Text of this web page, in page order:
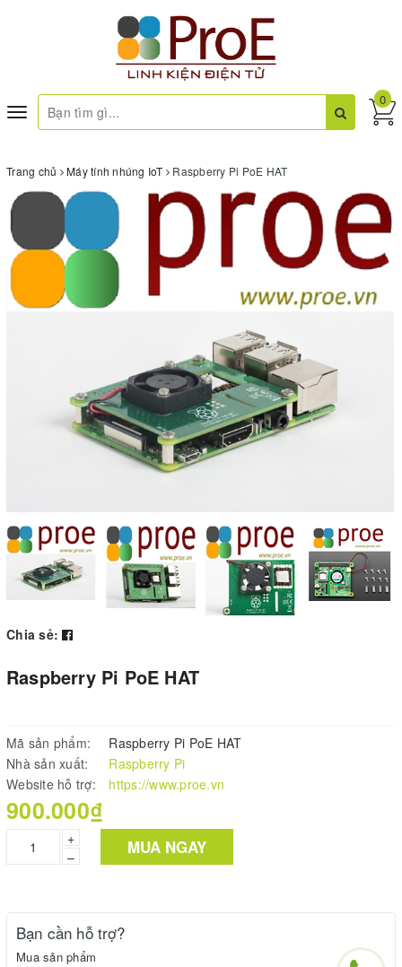
Toggle
navigation
0
Trang chủ Máy tính nhúng IoT Raspberry Pi PoE HAT
Chia sẻ:
Raspberry Pi PoE HAT
Mã sản phẩm:
Raspberry Pi PoE HAT
Nhà sản xuất:
Raspberry Pi
Website hỗ trợ:
https://www.proe.vn
900.000₫
+
–
MUA NGAY
Bạn cần hỗ trợ?
Mua sản phẩm